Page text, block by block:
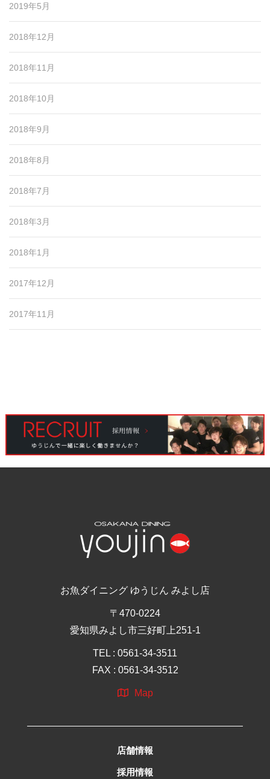
2019年5月
2018年12月
2018年11月
2018年10月
2018年9月
2018年8月
2018年7月
2018年3月
2018年1月
2017年12月
2017年11月
お魚ダイニング ゆうじん みよし店
〒470-0224
愛知県みよし市三好町上251-1
TEL : 0561-34-3511
FAX : 0561-34-3512
Map
店舗情報
採用情報